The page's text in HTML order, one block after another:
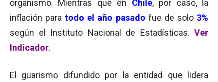
organismo. Mientras que en Chile, por caso, la
inflación paratodo el año pasado fue de solo3%
según el Instituto Nacional de Estadísticas. Ver
Indicador.
El guarismo difundido por la entidad que lidera